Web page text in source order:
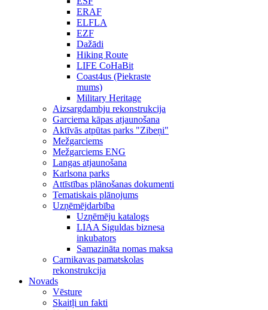
ERAF
ELFLA
EZF
Dažādi
Hiking Route
LIFE CoHaBit
Coast4us (Piekraste
mums)
Military Heritage
Aizsargdambju rekonstrukcija
Garciema kāpas atjaunošana
Aktīvās atpūtas parks "Zibeņi"
Mežgarciems
Mežgarciems ENG
Langas atjaunošana
Karlsona parks
Attīstības plānošanas dokumenti
Tematiskais plānojums
Uzņēmējdarbība
Uzņēmēju katalogs
LIAA Siguldas biznesa
inkubators
Samazināta nomas maksa
Carnikavas pamatskolas
rekonstrukcija
Novads
Vēsture
Skaitļi un fakti